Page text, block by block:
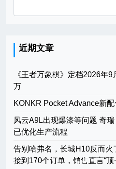
近期文章
《王者万象棋》定档2026年
万
KONKR Pocket Advance新
风云A9L出现爆漆等问题 奇
已优化生产流程
告别哈弗名，长城H10反而
接到170个订单，销售直言“顶